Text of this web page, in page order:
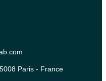
Paris - France